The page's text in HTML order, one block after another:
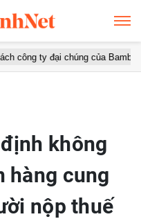
ty đại chúng của Bamboo Capital
không
hàng cung
nộp thuế